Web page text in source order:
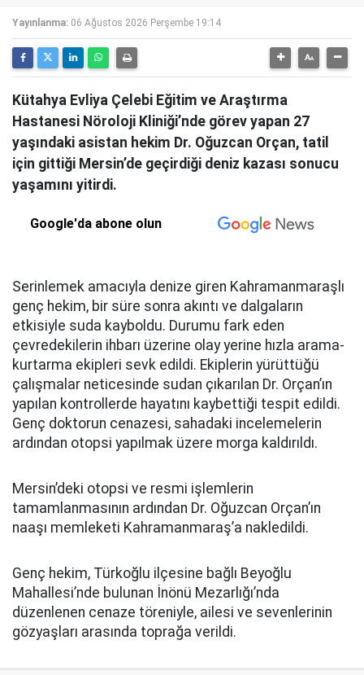
Yayınlanma: 06 Ağustos 2026 Perşembe 19:14
Kütahya Evliya Çelebi Eğitim ve Araştırma
Hastanesi Nöroloji Kliniği’nde görev yapan 27
yaşındaki asistan hekim Dr. Oğuzcan Orçan, tatil
için gittiği Mersin’de geçirdiği deniz kazası sonucu
yaşamını yitirdi.
Google'da abone olun
Serinlemek amacıyla denize giren Kahramanmaraşlı
genç hekim, bir süre sonra akıntı ve dalgaların
etkisiyle suda kayboldu. Durumu fark eden
çevredekilerin ihbarı üzerine olay yerine hızla arama-
kurtarma ekipleri sevk edildi. Ekiplerin yürüttüğü
çalışmalar neticesinde sudan çıkarılan Dr. Orçan’ın
yapılan kontrollerde hayatını kaybettiği tespit edildi.
Genç doktorun cenazesi, sahadaki incelemelerin
ardından otopsi yapılmak üzere morga kaldırıldı.
Mersin’deki otopsi ve resmi işlemlerin
tamamlanmasının ardından Dr. Oğuzcan Orçan’ın
naaşı memleketi Kahramanmaraş’a nakledildi.
Genç hekim, Türkoğlu ilçesine bağlı Beyoğlu
Mahallesi’nde bulunan İnönü Mezarlığı’nda
düzenlenen cenaze töreniyle, ailesi ve sevenlerinin
gözyaşları arasında toprağa verildi.